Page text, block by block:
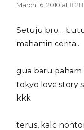
March 16, 2010 at
Setuju bro…
mahamin cerita..
gua baru paham
tokyo love story
kkk
terus, kalo